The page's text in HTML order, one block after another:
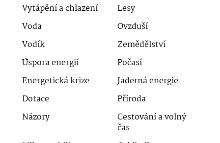
Vytápění a chlazení
Lesy
Voda
Ovzduší
Vodík
Zemědělství
Úspora energií
Počasí
Energetická krize
Jaderná energie
Dotace
Příroda
Názory
Cestování a volný
čas